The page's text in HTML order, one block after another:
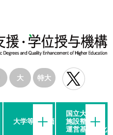
大 特大
大学等の評価
国立大学の
施設整備・
運営基盤強化